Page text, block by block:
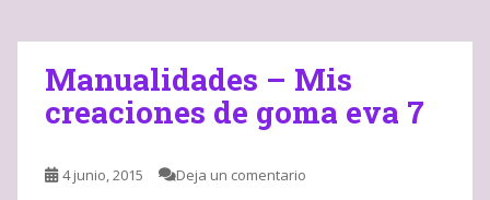
Manualidades – Mis
creaciones de goma eva 7
4 junio, 2015 Deja un comentario